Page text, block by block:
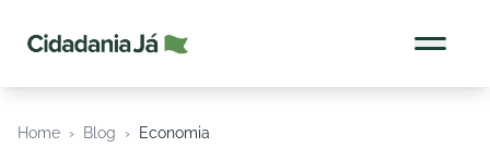
Home › Blog › Economia